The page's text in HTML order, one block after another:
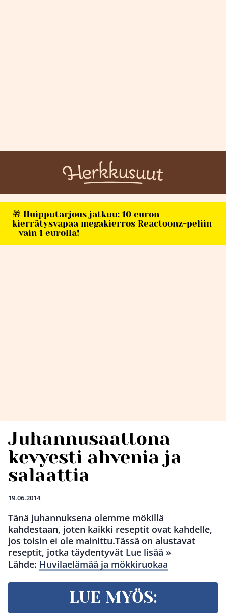
🎁 Huipputarjous jatkuu: 10 euron
kierrätysvapaa megakierros Reactoonz-peliin
- vain 1 eurolla!
Juhannusaattona
kevyesti ahvenia ja
salaattia
19.06.2014
Tänä juhannuksena olemme mökillä
kahdestaan, joten kaikki reseptit ovat kahdelle,
jos toisin ei ole mainittu.Tässä on alustavat
reseptit, jotka täydentyvät Lue lisää »
Lähde: Huvilaelämää ja mökkiruokaa
LUE MYÖS: